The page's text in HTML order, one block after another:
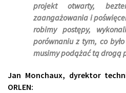
projekt otwarty,
zaangażowania i
robimy postępy,
porównaniu z tym, co
musimy podążać tą drogą
Jan Monchaux, dyrektor
ORLEN: